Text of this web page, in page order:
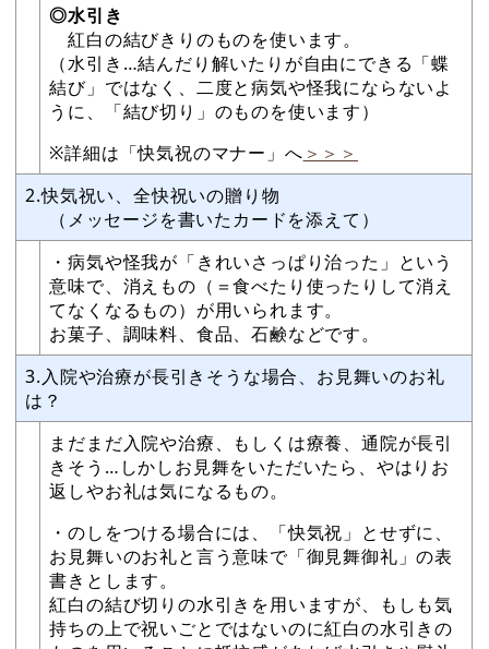
◎水引き
紅白の結びきりのものを使います。
（水引き…結んだり解いたりが自由にできる「蝶
結び」ではなく、二度と病気や怪我にならないよ
うに、「結び切り」のものを使います）
※詳細は「快気祝のマナー」へ ＞＞＞
2.快気祝い、全快祝いの贈り物
（メッセージを書いたカードを添えて）
・病気や怪我が「きれいさっぱり治った」という
意味で、消えもの（＝食べたり使ったりして消え
てなくなるもの）が用いられます。
お菓子、調味料、食品、石鹸などです。
3.入院や治療が長引きそうな場合、お見舞いのお礼
は？
まだまだ入院や治療、もしくは療養、通院が長引
きそう…しかしお見舞をいただいたら、やはりお
返しやお礼は気になるもの。
・のしをつける場合には、「快気祝」とせずに、
お見舞いのお礼と言う意味で「御見舞御礼」の表
書きとします。
紅白の結び切りの水引きを用いますが、もしも気
持ちの上で祝いごとではないのに紅白の水引きの